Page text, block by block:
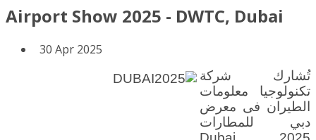
Airport Show 2025 - DWTC, Dubai
30 Apr 2025
تُشارك شركة
تكنولوجيا معلومات
الطيران فى معرض
دبي للمطارات